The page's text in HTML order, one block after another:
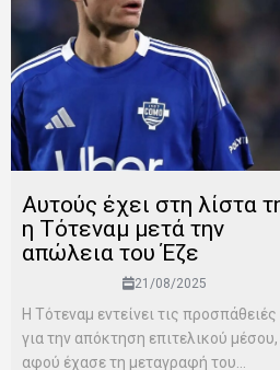
Αυτούς έχει στη λίστα
η Τότεναμ μετά την
απώλεια του Έζε
21/08/2025
Η Τότεναμ εντείνει τις προσπάθειές
για την απόκτηση επιτελικού μέσου,
αφού έχασε τη μεταγραφή του...